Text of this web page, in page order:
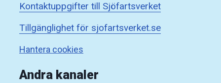
Kontaktuppgifter till Sjöfartsverket
Tillgänglighet för sjofartsverket.se
Hantera cookies
Andra kanaler